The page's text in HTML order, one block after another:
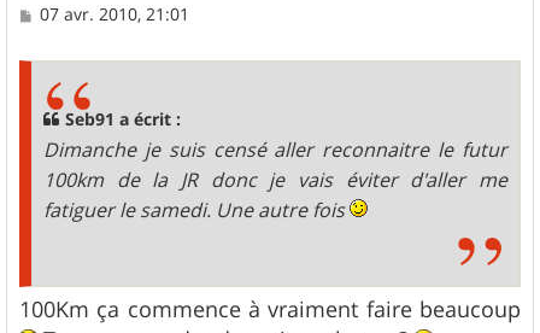
M
07 avr. 2010, 21:01
Seb91 a écrit :
Dimanche je suis censé aller reconnaitre le futur
100km de la JR donc je vais éviter d'aller me
fatiguer le samedi. Une autre fois
100Km ça commence à vraiment faire beaucoup